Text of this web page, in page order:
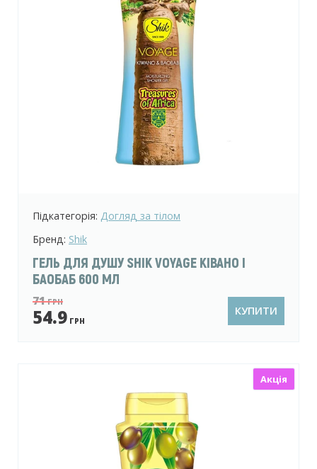
Підкатегорія: Догляд за тілом
Бренд: Shik
ГЕЛЬ ДЛЯ ДУШУ SHIK VOYAGE КІВАНО І
БАОБАБ 600 МЛ
71ГРН
54.9 ГРН
КУПИТИ
Акція